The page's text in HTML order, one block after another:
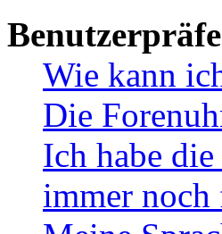
Wie kann
Die
Ich habe
immer noch